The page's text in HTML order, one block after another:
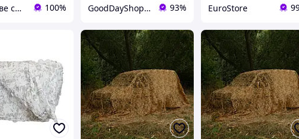
Військове спорядження, дрони та БПЛА | інтернет-магазин QUASAR 100% GoodDayShop - Онлайн магазин різноманітних товарів 93% EuroStore